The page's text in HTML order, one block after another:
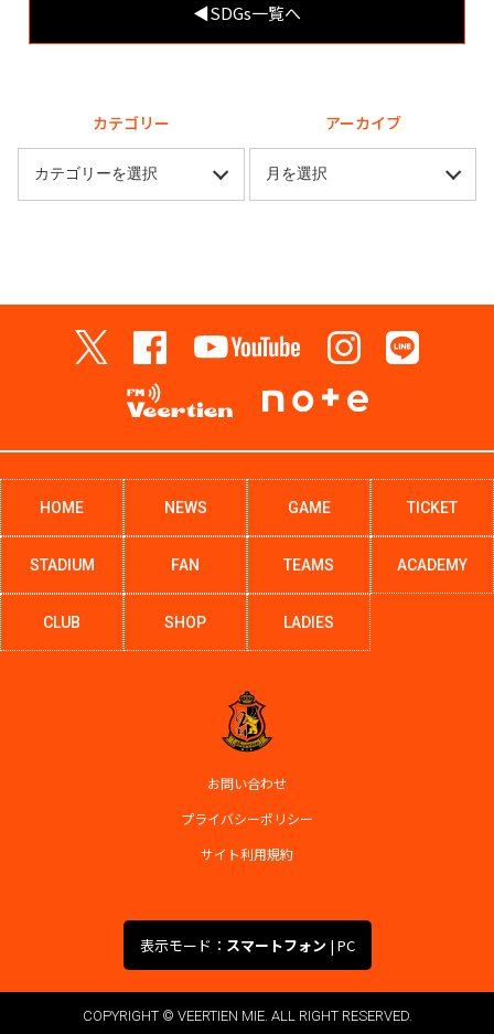
◀︎SDGs一覧へ
カテゴリー アーカイブ
HOME NEWS GAME TICKET
STADIUM FAN TEAMS ACADEMY
CLUB SHOP LADIES
お問い合わせ
プライバシーポリシー
サイト利用規約
表示モード： スマートフォン | PC
COPYRIGHT © VEERTIEN MIE. ALL RIGHT RESERVED.